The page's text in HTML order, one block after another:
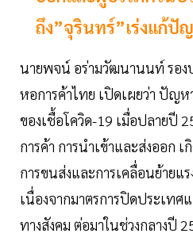
ถึง”จุรินทร์”เร่งแก้ปั
นายพจน์ อร่ามวัฒนานนท์ รอง
หอการค้าไทย เปิดเผยว่า ปัญ
ของเชื้อโควิด-19 เมื่อปลายปี
การค้า การนำเข้าและส่งออก เ
การขนส่งและการเคลื่อนย้ายแ
เนื่องจากมาตรการปิดประเทศ
ทางสังคม ต่อมาในช่วงกลางปี